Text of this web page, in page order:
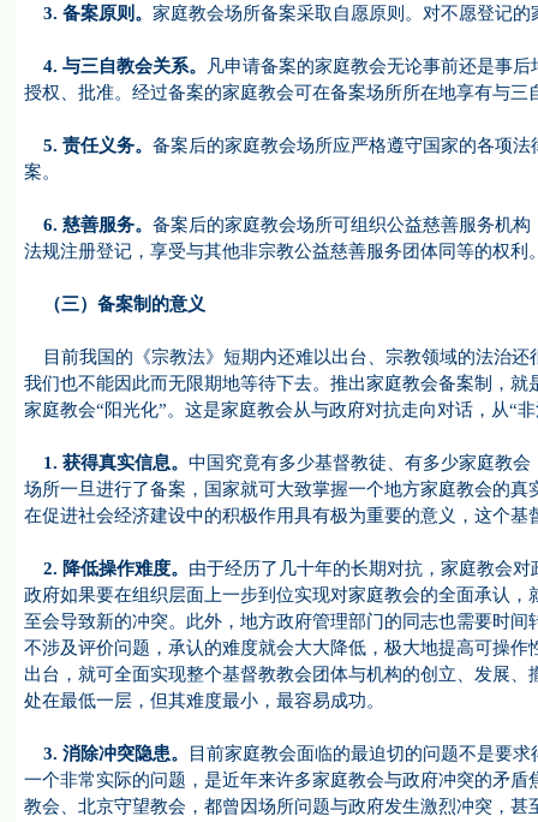
3. 备案原则。 家庭教会场所备案采取自愿原则。对不愿登记
4. 与三自教会关系。
凡申请备案的家庭教会无论事前还是事
授权、批准。经过备案的家庭教会可在备案场所所在地享有与
5. 责任义务。 备案后的家庭教会场所应严格遵守国家的各项
案。
6. 慈善服务。 备案后的家庭教会场所可组织公益慈善服务机
法规注册登记，享受与其他非宗教公益慈善服务团体同等的权利
（三）备案制的意义
目前我国的《宗教法》短期内还难以出台、宗教领域的法治
我们也不能因此而无限期地等待下去。推出家庭教会备案制，
家庭教会“阳光化”。这是家庭教会从与政府对抗走向对话，从“
1. 获得真实信息。 中国究竟有多少基督教徒、有多少家庭教
场所一旦进行了备案，国家就可大致掌握一个地方家庭教会的
在促进社会经济建设中的积极作用具有极为重要的意义，这个
2. 降低操作难度。 由于经历了几十年的长期对抗，家庭教会
政府如果要在组织层面上一步到位实现对家庭教会的全面承认
至会导致新的冲突。此外，地方政府管理部门的同志也需要时
不涉及评价问题，承认的难度就会大大降低，极大地提高可操
出台，就可全面实现整个基督教教会团体与机构的创立、发展
处在最低一层，但其难度最小，最容易成功。
3. 消除冲突隐患。
目前家庭教会面临的最迫切的问题不是要
一个非常实际的问题，是近年来许多家庭教会与政府冲突的矛
教会、北京守望教会，都曾因场所问题与政府发生激烈冲突，